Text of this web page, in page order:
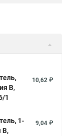
B,
1
10,62 ₽
1-
B,
9,04 ₽